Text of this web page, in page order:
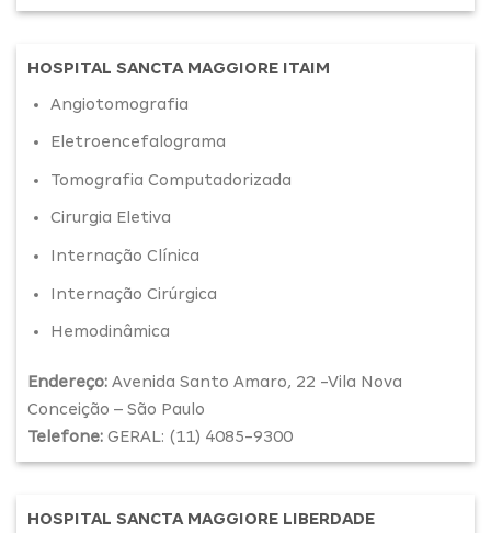
HOSPITAL SANCTA MAGGIORE ITAIM
Angiotomografia
Eletroencefalograma
Tomografia Computadorizada
Cirurgia Eletiva
Internação Clínica
Internação Cirúrgica
Hemodinâmica
Endereço: Avenida Santo Amaro, 22 -Vila Nova
Conceição – São Paulo
Telefone: GERAL: (11) 4085-9300
HOSPITAL SANCTA MAGGIORE LIBERDADE